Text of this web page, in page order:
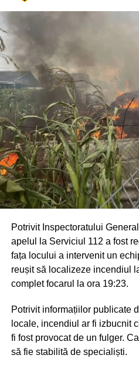
Potrivit Inspectoratului
apelul la Serviciul 112 a fost
fața locului a intervenit un
reușit să localizeze incendiul
complet focarul la ora 19:23.
Potrivit informațiilor publicate
locale, incendiul ar fi izbucnit
fi fost provocat de un fulger.
să fie stabilită de specialiști.